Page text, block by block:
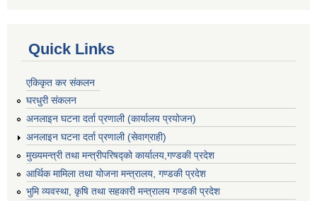
Quick Links
एकिकृत कर संकलन
घरधुरी संकलन
अनलाइन घटना दर्ता प्रणाली (कार्यालय प्रयोजन)
अनलाइन घटना दर्ता प्रणाली (सेवाग्राही)
मुख्यमन्त्री तथा मन्त्रीपरिषद्को कार्यालय,गण्डकी प्रदेश
आर्थिक मामिला तथा योजना मन्त्रालय, गण्डकी प्रदेश
भुमि व्यवस्था, कृषि तथा सहकारी मन्त्रालय गण्डकी प्रदेश